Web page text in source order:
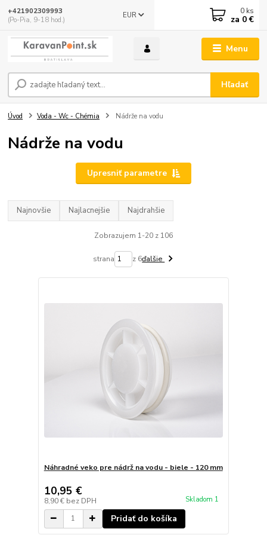
Menu
EUR
Hľadať
+421902309993
(Po-Pia, 9-18 hod.)
0 ks
za 0 €
Úvod Voda - Wc - Chémia Nádrže na vodu
Nádrže na vodu
Upresniť parametre
Najnovšie Najlacnejšie Najdrahšie
Zobrazujem 1-20 z 106
strana z 6ďalšie
Náhradné veko pre nádrž na vodu - biele - 120 mm
10,95 €
8,90 € bez DPH Skladom 1
Pridať do košíka